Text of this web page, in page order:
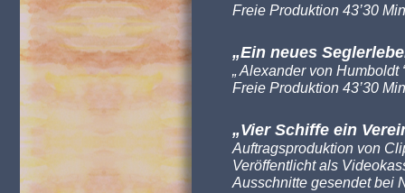
Freie Produktion 43’30
„Ein neues
„ Alexander von Humboldt
Freie Produktion 43’30
„Vier Schiffe ein
Auftragsproduktion von
Veröffentlicht als
Ausschnitte gesendet bei